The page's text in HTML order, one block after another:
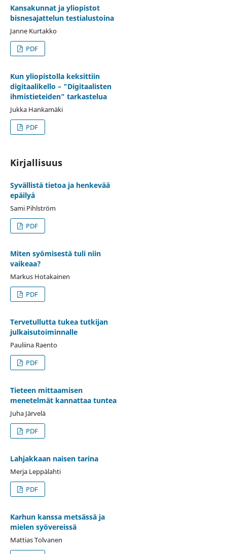
Kansakunnat ja yliopistot
bisnesajattelun testialustoina
Janne Kurtakko
PDF
Kun yliopistolla keksittiin
digitaalikello – "Digitaalisten
ihmistieteiden" tarkastelua
Jukka Hankamäki
PDF
Kirjallisuus
Syvällistä tietoa ja henkevää
epäilyä
Sami Pihlström
PDF
Miten syömisestä tuli niin
vaikeaa?
Markus Hotakainen
PDF
Tervetullutta tukea tutkijan
julkaisutoiminnalle
Pauliina Raento
PDF
Tieteen mittaamisen
menetelmät kannattaa tuntea
Juha Järvelä
PDF
Lahjakkaan naisen tarina
Merja Leppälahti
PDF
Karhun kanssa metsässä ja
mielen syövereissä
Mattias Tolvanen